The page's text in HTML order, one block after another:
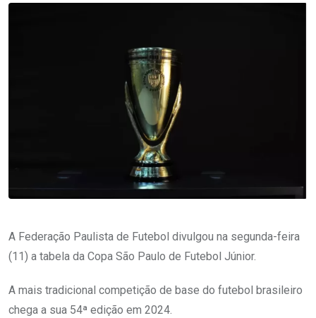
A Federação Paulista de Futebol divulgou na segunda-feira
(11) a tabela da Copa São Paulo de Futebol Júnior.
A mais tradicional competição de base do futebol brasileiro
chega a sua 54ª edição em 2024.